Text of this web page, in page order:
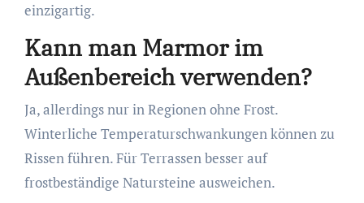
einzigartig.
Kann man Marmor im
Außenbereich verwenden?
Ja, allerdings nur in Regionen ohne Frost.
Winterliche Temperaturschwankungen können zu
Rissen führen. Für Terrassen besser auf
frostbeständige Natursteine ausweichen.